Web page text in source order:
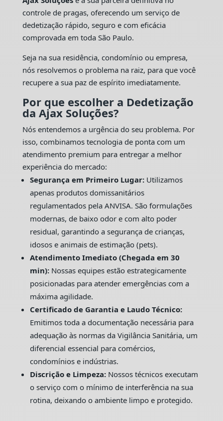
controle de pragas, oferecendo um serviço de
dedetização rápido, seguro e com eficácia
comprovada em toda São Paulo.
Seja na sua residência, condomínio ou empresa,
nós resolvemos o problema na raiz, para que você
recupere a sua paz de espírito imediatamente.
Por que escolher a Dedetização
da Ajax Soluções?
Nós entendemos a urgência do seu problema. Por
isso, combinamos tecnologia de ponta com um
atendimento premium para entregar a melhor
experiência do mercado:
Segurança em Primeiro Lugar:Utilizamos
apenas produtos domissanitários
regulamentados pela ANVISA. São formulações
modernas, de baixo odor e com alto poder
residual, garantindo a segurança de crianças,
idosos e animais de estimação (pets).
Atendimento Imediato (Chegada em 30
min):Nossas equipes estão estrategicamente
posicionadas para atender emergências com a
máxima agilidade.
Certificado de Garantia e Laudo Técnico:
Emitimos toda a documentação necessária para
adequação às normas da Vigilância Sanitária, um
diferencial essencial para comércios,
condomínios e indústrias.
Discrição e Limpeza:Nossos técnicos executam
o serviço com o mínimo de interferência na sua
rotina, deixando o ambiente limpo e protegido.